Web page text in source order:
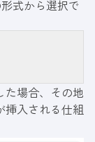
式から選択で
た場合、その地
挿入される仕組